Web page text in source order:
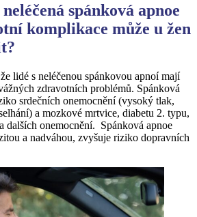
spánková apnoe
komplikace může u žen
lidé s neléčenou spánkovou apnoí mají
zdravotních problémů. Spánková
srdečních onemocnění (vysoký tlak,
a mozkové mrtvice, diabetu 2. typu,
dalších onemocnění. Spánková apnoe
a nadváhou, zvyšuje riziko dopravních